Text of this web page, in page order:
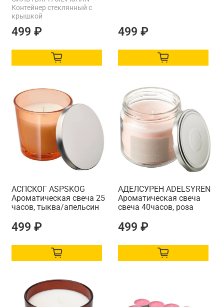
Контейнер стеклянный с
крышкой
499 ₽ 499 ₽
АСПСКОГ ASPSKOG
Ароматическая свеча 25
часов, тыква/апельсин
499 ₽
АДЕЛСУРЕН ADELSYREN
Ароматическая свеча
свеча 40часов, роза
499 ₽